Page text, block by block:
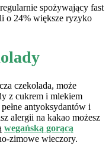
spożywający fast
o 24% większe ryzyko
czekolada, może
z cukrem i mlekiem
antyoksydantów i
alergii na kakao możesz
wegańską gorącą
zimowe wieczory.